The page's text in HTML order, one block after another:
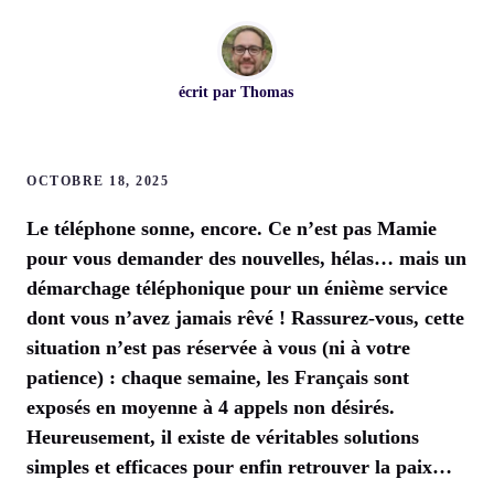
écrit par Thomas
OCTOBRE 18, 2025
Le téléphone sonne, encore. Ce n’est pas Mamie
pour vous demander des nouvelles, hélas… mais un
démarchage téléphonique pour un énième service
dont vous n’avez jamais rêvé ! Rassurez-vous, cette
situation n’est pas réservée à vous (ni à votre
patience) : chaque semaine, les Français sont
exposés en moyenne à 4 appels non désirés.
Heureusement, il existe de véritables solutions
simples et efficaces pour enfin retrouver la paix…